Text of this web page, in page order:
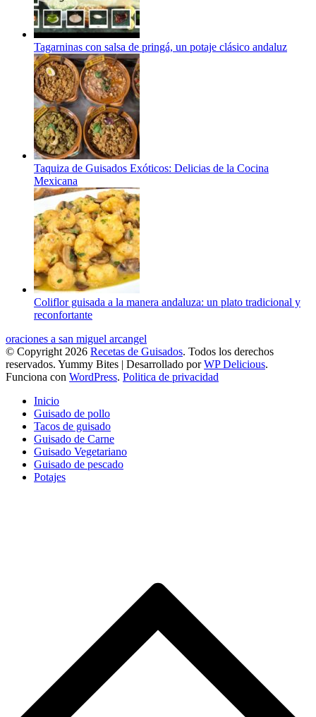
Tagarninas con salsa de pringá, un potaje clásico andaluz
Taquiza de Guisados Exóticos: Delicias de la Cocina
Mexicana
Coliflor guisada a la manera andaluza: un plato tradicional y
reconfortante
oraciones a san miguel arcangel
© Copyright 2026 Recetas de Guisados. Todos los derechos
reservados. Yummy Bites | Desarrollado porWP Delicious.
Funciona con WordPress. Politica de privacidad
Inicio
Guisado de pollo
Tacos de guisado
Guisado de Carne
Guisado Vegetariano
Guisado de pescado
Potajes